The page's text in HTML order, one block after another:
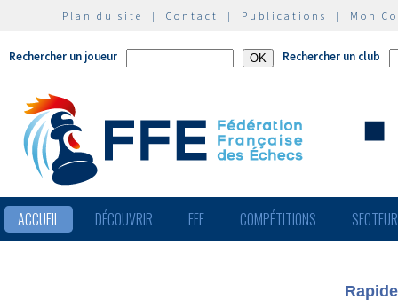
Plan du site | Contact | Publications | Mon
Rechercher un joueur Rechercher un club
ACCUEIL DÉCOUVRIR FFE COMPÉTITIONS